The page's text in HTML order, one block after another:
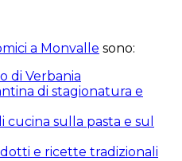
a Monvalle sono:
di Verbania
di stagionatura e
sulla pasta e sul
e ricette tradizionali